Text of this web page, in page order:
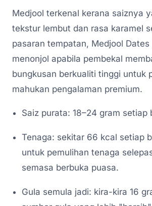
Medjool terkenal kerana saiznya
tekstur lembut dan rasa karamel
pasaran tempatan, Medjool Dates
menonjol apabila pembekal
bungkusan berkualiti tinggi untuk
mahukan pengalaman premium.
Saiz purata: 18–24 gram setiap
Tenaga: sekitar 66 kcal setiap
untuk pemulihan tenaga
semasa berbuka puasa.
Gula semula jadi: kira-kira 16